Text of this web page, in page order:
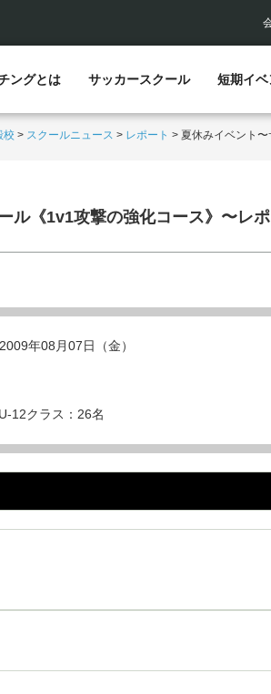
ングとは サッカースクール 短期イベ
校 > スクールニュース > レポート > 夏休みイベント〜
ル《1v1攻撃の強化コース》〜レポ
年08月07日（金）
クラス：26名